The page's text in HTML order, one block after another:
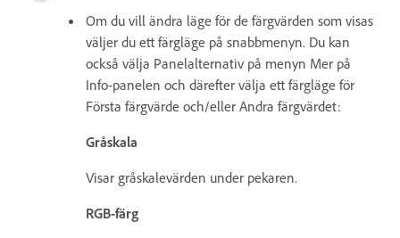
Om du vill ändra läge för de färgvärden som visas
väljer du ett färgläge på snabbmenyn. Du kan
också välja Panelalternativ på menyn Mer på
Info-panelen och därefter välja ett färgläge för
Första färgvärde och/eller Andra färgvärdet:
Gråskala
Visar gråskalevärden under pekaren.
RGB-färg